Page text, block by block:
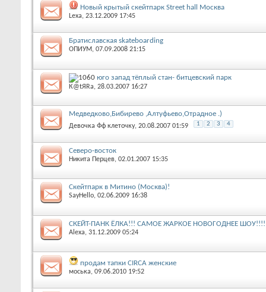
Новый крытый скейтпарк Street hall Москва
Lexa‎, 23.12.2009 17:45
Братиславская skateboarding
ОПИУМ‎, 07.09.2008 21:15
юго запад тёплый стан- битцевский парк
К@tЯRa‎, 28.03.2007 16:27
Медведково,Бибирево ,Алтуфьево,Отрадное .)
Девочка Фф клеточку‎, 20.08.2007 01:59 1 2 3 4
Северо-восток
Никита Перцев‎, 02.01.2007 15:35
Скейтпарк в Митино (Москва)!
SayHello‎, 02.06.2009 16:38
СКЕЙТ-ПАНК ЁЛКА!!! САМОЕ ЖАРКОЕ НОВОГОДНЕЕ
Alexa‎, 31.12.2009 05:24
продам тапки CIRCA женские
моська‎, 09.06.2010 19:52